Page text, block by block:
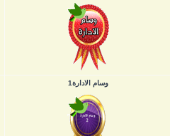
وسام الادارة1